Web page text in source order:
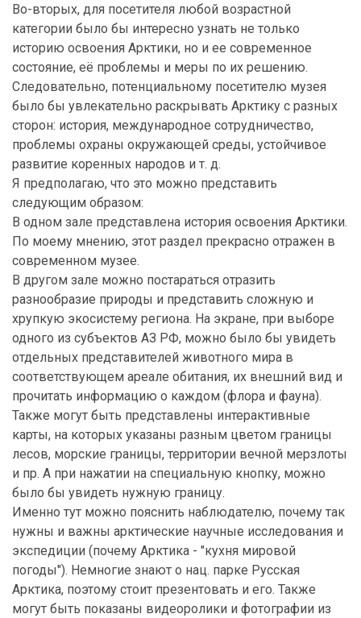
Во-вторых, для посетителя любой возрастной
категории было бы интересно узнать не только
историю освоения Арктики, но и ее современное
состояние, её проблемы и меры по их решению.
Следовательно, потенциальному посетителю музея
было бы увлекательно раскрывать Арктику с разных
сторон: история, международное сотрудничество,
проблемы охраны окружающей среды, устойчивое
развитие коренных народов и т. д.
Я предполагаю, что это можно представить
следующим образом:
В одном зале представлена история освоения Арктики.
По моему мнению, этот раздел прекрасно отражен в
современном музее.
В другом зале можно постараться отразить
разнообразие природы и представить сложную и
хрупкую экосистему региона. На экране, при выборе
одного из субъектов АЗ РФ, можно было бы увидеть
отдельных представителей животного мира в
соответствующем ареале обитания, их внешний вид и
прочитать информацию о каждом (флора и фауна).
Также могут быть представлены интерактивные
карты, на которых указаны разным цветом границы
лесов, морские границы, территории вечной мерзлоты
и пр. А при нажатии на специальную кнопку, можно
было бы увидеть нужную границу.
Именно тут можно пояснить наблюдателю, почему так
нужны и важны арктические научные исследования и
экспедиции (почему Арктика - "кухня мировой
погоды"). Немногие знают о нац. парке Русская
Арктика, поэтому стоит презентовать и его. Также
могут быть показаны видеоролики и фотографии из